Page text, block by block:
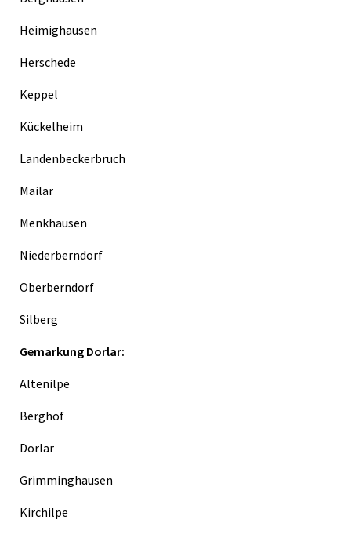
Heimighausen
Herschede
Keppel
Kückelheim
Landenbeckerbruch
Mailar
Menkhausen
Niederberndorf
Oberberndorf
Silberg
Gemarkung Dorlar:
Altenilpe
Berghof
Dorlar
Grimminghausen
Kirchilpe